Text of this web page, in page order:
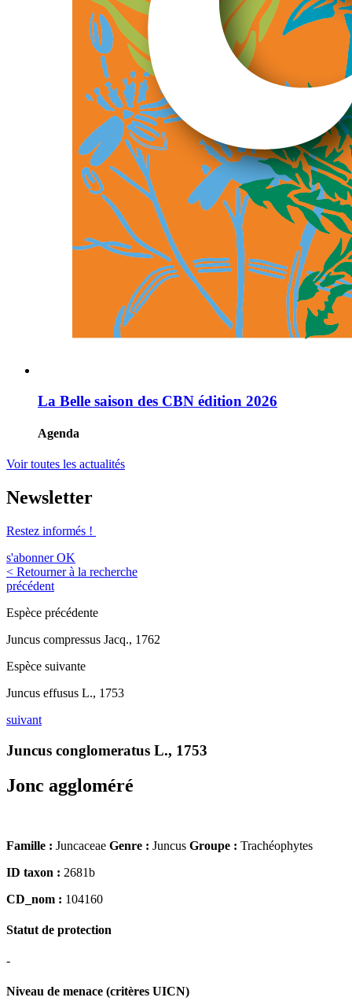
La Belle saison des CBN édition 2026
Agenda
Voir toutes les actualités
Newsletter
Restez informés !
s'abonner OK
< Retourner à la recherche
précédent
Espèce précédente
Juncus compressus Jacq., 1762
Espèce suivante
Juncus effusus L., 1753
suivant
Juncus conglomeratus L., 1753
Jonc aggloméré
Famille : Juncaceae Genre : Juncus Groupe : Trachéophytes
ID taxon : 2681b
CD_nom : 104160
Statut de protection
-
Niveau de menace (critères UICN)